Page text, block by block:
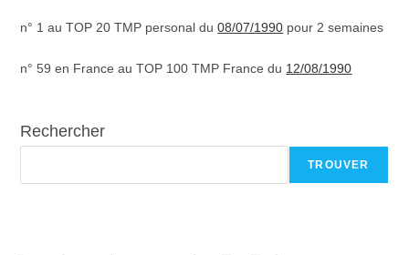
n° 1 au TOP 20 TMP personal du08/07/1990 pour 2 semaines
n° 59 en France au TOP 100 TMP France du 12/08/1990
Rechercher
TROUVER